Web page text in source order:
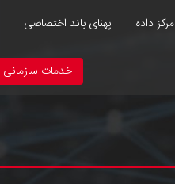
مرکز داده پهنای باند اختصاصی
خدمات سازمانی